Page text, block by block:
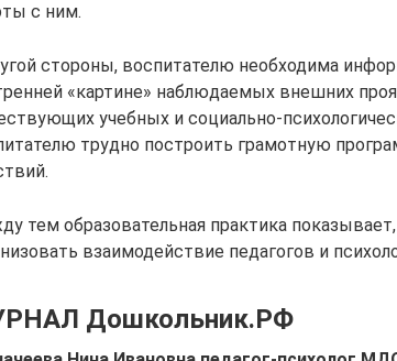
с ним.
стороны, воспитателю необходима
«картине» наблюдаемых внешних
учебных и социально-
трудно построить грамотную
тем образовательная практика
взаимодействие педагогов и
Дошкольник.РФ